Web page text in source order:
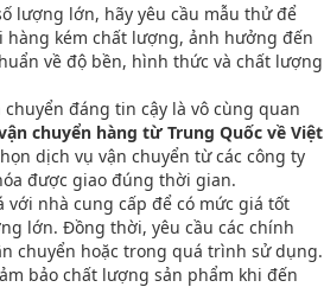
lượng lớn, hãy yêu cầu mẫu thử để
kém chất lượng, ảnh hưởng đến
về độ bền, hình thức và chất lượng
đáng tin cậy là vô cùng quan
chuyển hàng từ Trung Quốc về Việt
dịch vụ vận chuyển từ các công ty
được giao đúng thời gian.
với nhà cung cấp để có mức giá tốt
lớn. Đồng thời, yêu cầu các chính
chuyển hoặc trong quá trình sử dụng.
bảo chất lượng sản phẩm khi đến